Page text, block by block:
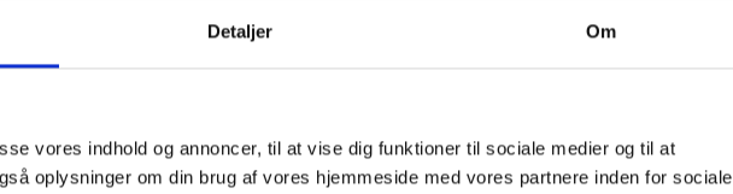
Detaljer Om
vores indhold og annoncer, til at vise dig funktioner til sociale medier og til at
oplysninger om din brug af vores hjemmeside med vores partnere inden for sociale